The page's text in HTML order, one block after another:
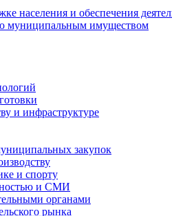
населения и обеспечения
муниципальным имуществом
и инфраструктуре
закупок
и спорту
и СМИ
органами
рынка